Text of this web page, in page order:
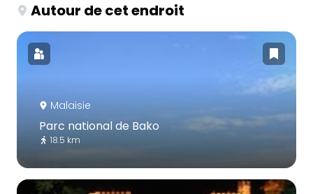
Autour de cet endroit
Malaisie
Parc national de Bako
18.5 km